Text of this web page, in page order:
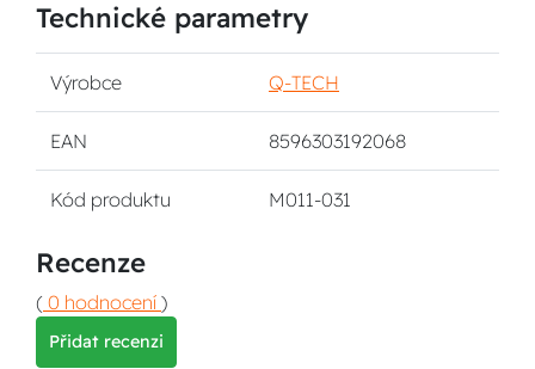
Technické parametry
Výrobce Q-TECH
EAN 8596303192068
Kód produktu M011-031
Recenze
( 0 hodnocení )
Přidat recenzi